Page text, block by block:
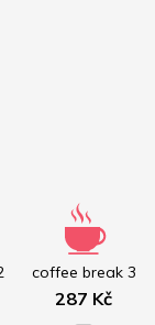
coffee break 3
287 Kč